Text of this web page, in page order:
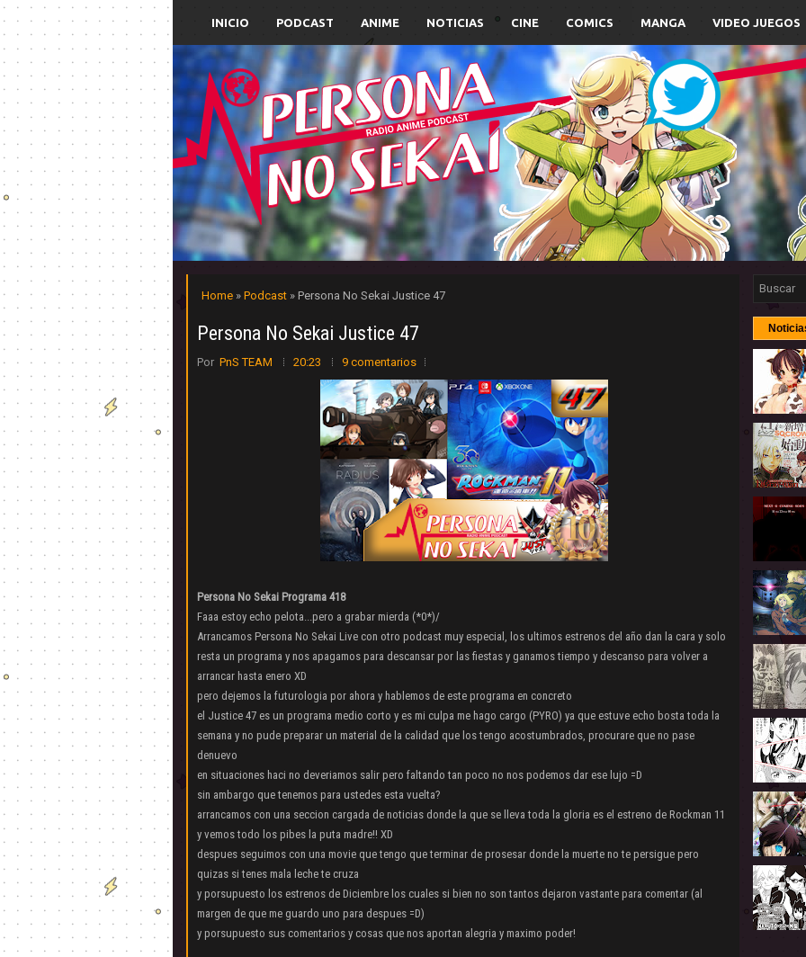
INICIO PODCAST ANIME NOTICIAS CINE COMICS MANGA VIDEO JUEGOS
Home » Podcast » Persona No Sekai Justice 47
Persona No Sekai Justice 47
Por PnS TEAM 20:23 9 comentarios
Persona No Sekai Programa 418
Faaa estoy echo pelota...pero a grabar mierda (*0*)/
Arrancamos Persona No Sekai Live con otro podcast muy especial, los ultimos estrenos del año dan la cara y solo
resta un programa y nos apagamos para descansar por las fiestas y ganamos tiempo y descanso para volver a
arrancar hasta enero XD
pero dejemos la futurologia por ahora y hablemos de este programa en concreto
el Justice 47 es un programa medio corto y es mi culpa me hago cargo (PYRO) ya que estuve echo bosta toda la
semana y no pude preparar un material de la calidad que los tengo acostumbrados, procurare que no pase
denuevo
en situaciones haci no deveriamos salir pero faltando tan poco no nos podemos dar ese lujo =D
sin ambargo que tenemos para ustedes esta vuelta?
arrancamos con una seccion cargada de noticias donde la que se lleva toda la gloria es el estreno de Rockman 11
y vemos todo los pibes la puta madre!! XD
despues seguimos con una movie que tengo que terminar de prosesar donde la muerte no te persigue pero
quizas si tenes mala leche te cruza
y porsupuesto los estrenos de Diciembre los cuales si bien no son tantos dejaron vastante para comentar (al
margen de que me guardo uno para despues =D)
y porsupuesto sus comentarios y cosas que nos aportan alegria y maximo poder!